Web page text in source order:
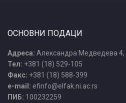
ОСНОВНИ ПОДАЦИ
Адреса: Александра Медведева
Тел: +381 (18) 529-105
Факс: +381 (18) 588-399
e-mail: efinfo@elfak.ni.ac.rs
ПИБ: 100232259